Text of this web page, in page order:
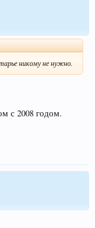
никому не нужно.
с 2008 годом.